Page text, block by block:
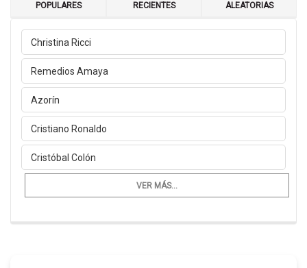
POPULARES RECIENTES ALEATORIAS
Christina Ricci
Remedios Amaya
Azorín
Cristiano Ronaldo
Cristóbal Colón
VER MÁS...